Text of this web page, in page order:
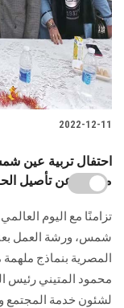
2022-12-11
احتفال تربية عين
متميزة عن تأصيل
تزامنًا مع اليوم
شمس، ورشة العمل
المصرية بنماذج ملهمة
محمود المتيني رئيس
لشئون خدمة المجتمع